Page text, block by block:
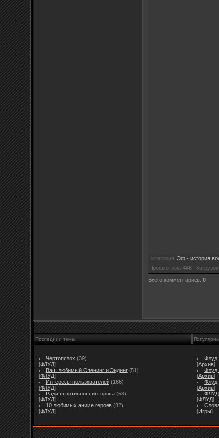
Категория: Эф - история
Просмотров: 446 | Загрузок:
Всего комментариев: 0
Последнии темы
Чертополох (39)
[ФЛУД]
Ваш любимый Опенинг и Эндинг (51)
[ФЛУД]
Интересы пользователей (166)
[ФЛУД]
Ради спортивного интереса (53)
[ФЛУД]
10 любимых аниме героев (82)
[ФЛУД]
Флуд
[Архив]
Флуд
[Архив]
Флуд
[Архив]
ФЛУД
[ФЛУД]
[Игры]